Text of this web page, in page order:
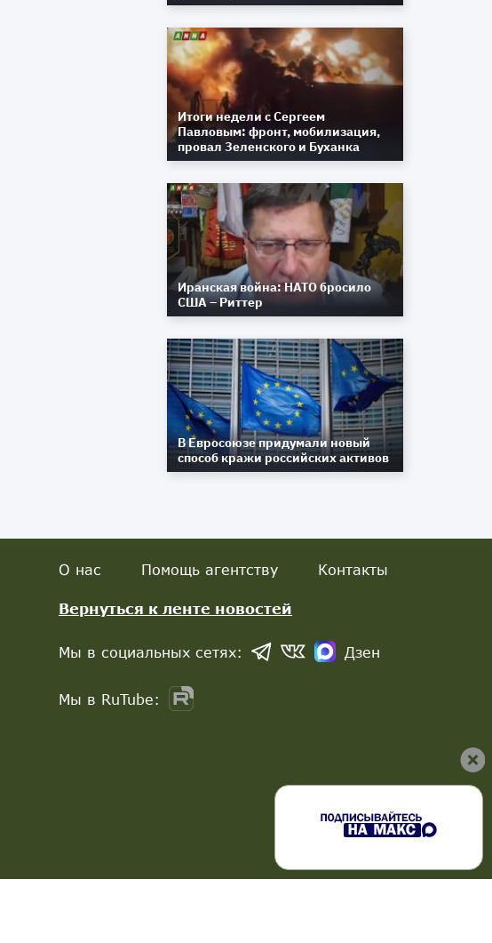
Итоги недели с Сергеем
Павловым: фронт, мобилизация,
провал Зеленского и Буханка
Иранская война: НАТО бросило
США – Риттер
В Евросоюзе придумали новый
способ кражи российских активов
О нас Помощь агентству Контакты
Вернуться к ленте новостей
Мы в социальных сетях: Дзен
Мы в RuTube: